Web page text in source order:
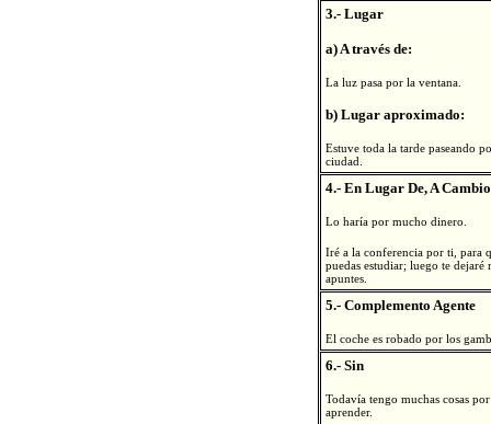
3.- Lugar
a) A través de:
La luz pasa por la ventana.
b) Lugar aproximado:
Estuve toda la tarde paseando
ciudad.
4.- En Lugar De, A
Lo haría por mucho dinero.
Iré a la conferencia por ti, para
puedas estudiar; luego te dejaré
apuntes.
5.- Complemento Agente
El coche es robado por los
6.- Sin
Todavía tengo muchas cosas por
aprender.